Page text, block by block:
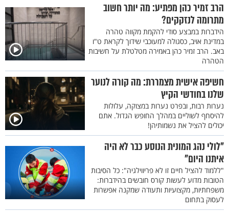
הרב זמיר כהן מפתיע: מה יותר חשוב
מתרומה לנזקקים?
הידברות במבצע סודי להקמת מקווה טהרה
במדינת אויב, כסגולה למעוכבי שידוך לקראת ט"ו
באב. הרב זמיר כהן באמירה מטלטלת על חשיבות
הטהרה
חשיפה אישית מצמררת: מה קורה לנוער
שלנו בחודשי הקיץ
נערות רבות, ובפרט נערות במצוקה, עלולות
להיסחף לשוליים במהלך החופש הגדול. אתם
יכולים להציל את נשמותיהן!
"לולי נהג המונית הנוסע כבר לא היה
איתנו היום"
"ללמוד להציל חיים זו לא פריווילגיה": כל הסיבות
הטובות מדוע לעשות קורס חובשים בהידברות:
משפחתיות, מקצועיות ותעודה שמקנה אפשרות
לעסוק בתחום